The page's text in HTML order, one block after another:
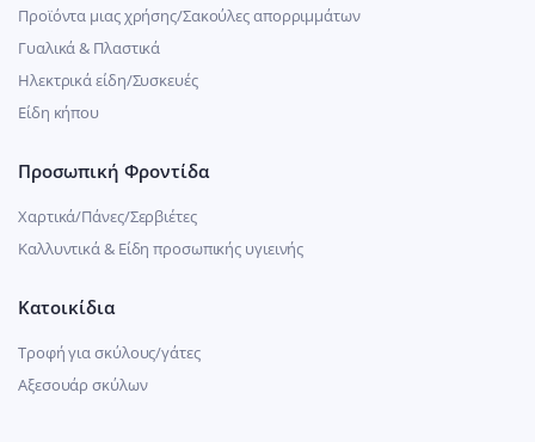
Προϊόντα μιας χρήσης/Σακούλες απορριμμάτων
Γυαλικά & Πλαστικά
Ηλεκτρικά είδη/Συσκευές
Είδη κήπου
Προσωπική Φροντίδα
Χαρτικά/Πάνες/Σερβιέτες
Καλλυντικά & Είδη προσωπικής υγιεινής
Κατοικίδια
Τροφή για σκύλους/γάτες
Αξεσουάρ σκύλων